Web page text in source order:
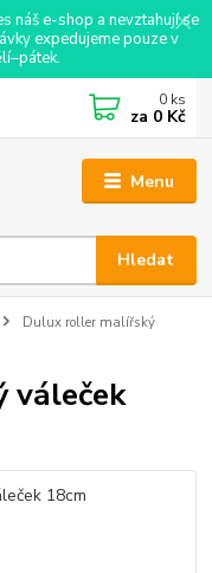
náš e-shop a nevztahují se
expedujeme pouze v
Menu
Hledat
0 ks
za 0 Kč
Dulux roller malířský
váleček